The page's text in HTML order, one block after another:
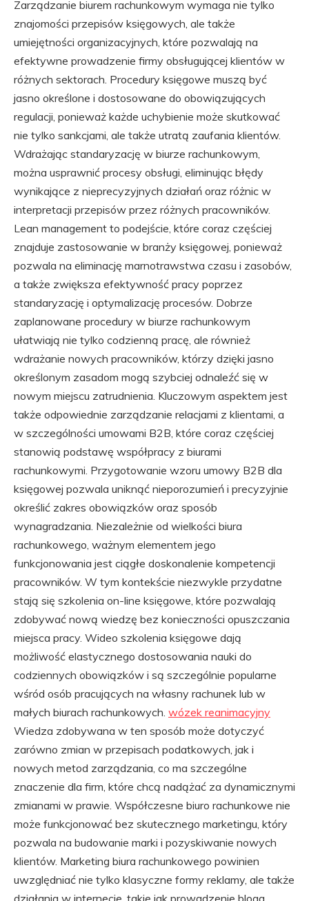
Zarządzanie biurem rachunkowym wymaga nie tylko
znajomości przepisów księgowych, ale także
umiejętności organizacyjnych, które pozwalają na
efektywne prowadzenie firmy obsługującej klientów w
różnych sektorach. Procedury księgowe muszą być
jasno określone i dostosowane do obowiązujących
regulacji, ponieważ każde uchybienie może skutkować
nie tylko sankcjami, ale także utratą zaufania klientów.
Wdrażając standaryzację w biurze rachunkowym,
można usprawnić procesy obsługi, eliminując błędy
wynikające z nieprecyzyjnych działań oraz różnic w
interpretacji przepisów przez różnych pracowników.
Lean management to podejście, które coraz częściej
znajduje zastosowanie w branży księgowej, ponieważ
pozwala na eliminację marnotrawstwa czasu i zasobów,
a także zwiększa efektywność pracy poprzez
standaryzację i optymalizację procesów. Dobrze
zaplanowane procedury w biurze rachunkowym
ułatwiają nie tylko codzienną pracę, ale również
wdrażanie nowych pracowników, którzy dzięki jasno
określonym zasadom mogą szybciej odnaleźć się w
nowym miejscu zatrudnienia. Kluczowym aspektem jest
także odpowiednie zarządzanie relacjami z klientami, a
w szczególności umowami B2B, które coraz częściej
stanowią podstawę współpracy z biurami
rachunkowymi. Przygotowanie wzoru umowy B2B dla
księgowej pozwala uniknąć nieporozumień i precyzyjnie
określić zakres obowiązków oraz sposób
wynagradzania. Niezależnie od wielkości biura
rachunkowego, ważnym elementem jego
funkcjonowania jest ciągłe doskonalenie kompetencji
pracowników. W tym kontekście niezwykle przydatne
stają się szkolenia on-line księgowe, które pozwalają
zdobywać nową wiedzę bez konieczności opuszczania
miejsca pracy. Wideo szkolenia księgowe dają
możliwość elastycznego dostosowania nauki do
codziennych obowiązków i są szczególnie popularne
wśród osób pracujących na własny rachunek lub w
małych biurach rachunkowych. wózek reanimacyjny
Wiedza zdobywana w ten sposób może dotyczyć
zarówno zmian w przepisach podatkowych, jak i
nowych metod zarządzania, co ma szczególne
znaczenie dla firm, które chcą nadążać za dynamicznymi
zmianami w prawie. Współczesne biuro rachunkowe nie
może funkcjonować bez skutecznego marketingu, który
pozwala na budowanie marki i pozyskiwanie nowych
klientów. Marketing biura rachunkowego powinien
uwzględniać nie tylko klasyczne formy reklamy, ale także
działania w internecie, takie jak prowadzenie bloga,